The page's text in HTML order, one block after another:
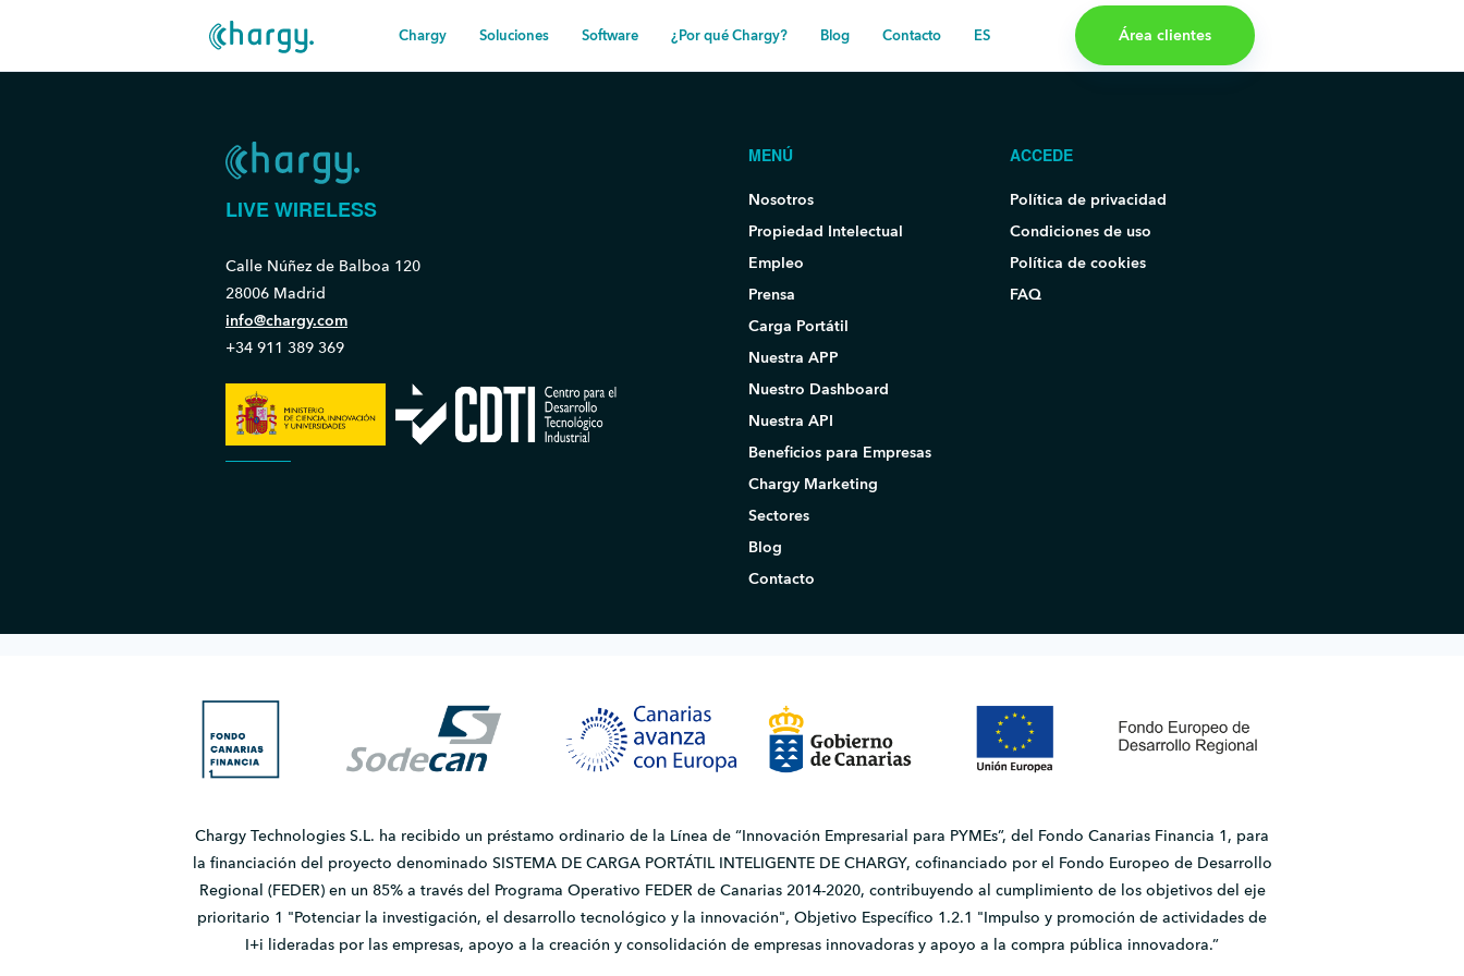
Chargy Soluciones Software ¿Por qué Chargy? Blog Contacto ES Área clientes
LIVE WIRELESS
Calle Núñez de Balboa 120
28006 Madrid
info@chargy.com
+34 911 389 369
MENÚ
Nosotros
Propiedad Intelectual
Empleo
Prensa
Carga Portátil
Nuestra APP
Nuestro Dashboard
Nuestra API
Beneficios para Empresas
Chargy Marketing
Sectores
Blog
Contacto
ACCEDE
Política de privacidad
Condiciones de uso
Política de cookies
FAQ
Chargy Technologies S.L. ha recibido un préstamo ordinario de la Línea de “Innovación Empresarial para PYMEs”, del Fondo Canarias Financia 1, para
la financiación del proyecto denominado SISTEMA DE CARGA PORTÁTIL INTELIGENTE DE CHARGY, cofinanciado por el Fondo Europeo de Desarrollo
Regional (FEDER) en un 85% a través del Programa Operativo FEDER de Canarias 2014-2020, contribuyendo al cumplimiento de los objetivos del eje
prioritario 1 "Potenciar la investigación, el desarrollo tecnológico y la innovación", Objetivo Específico 1.2.1 "Impulso y promoción de actividades de
I+i lideradas por las empresas, apoyo a la creación y consolidación de empresas innovadoras y apoyo a la compra pública innovadora.”